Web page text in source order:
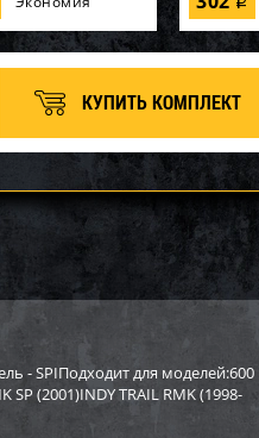
Cat/Yamaha SM-
Бампер
КУПИТЬ КОМПЛЕКТ
- SPIПодходит для моделей:600
SP (2001)INDY TRAIL RMK (1998-